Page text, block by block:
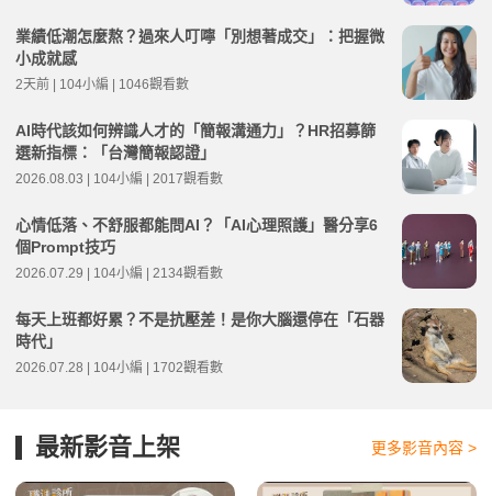
業績低潮怎麼熬？過來人叮嚀「別想著成交」：把握微
小成就感
2天前 | 104小編 | 1046觀看數
AI時代該如何辨識人才的「簡報溝通力」？HR招募篩
選新指標：「台灣簡報認證」
2026.08.03 | 104小編 | 2017觀看數
心情低落、不舒服都能問AI？「AI心理照護」醫分享6
個Prompt技巧
2026.07.29 | 104小編 | 2134觀看數
每天上班都好累？不是抗壓差！是你大腦還停在「石器
時代」
2026.07.28 | 104小編 | 1702觀看數
最新影音上架 更多影音內容 >